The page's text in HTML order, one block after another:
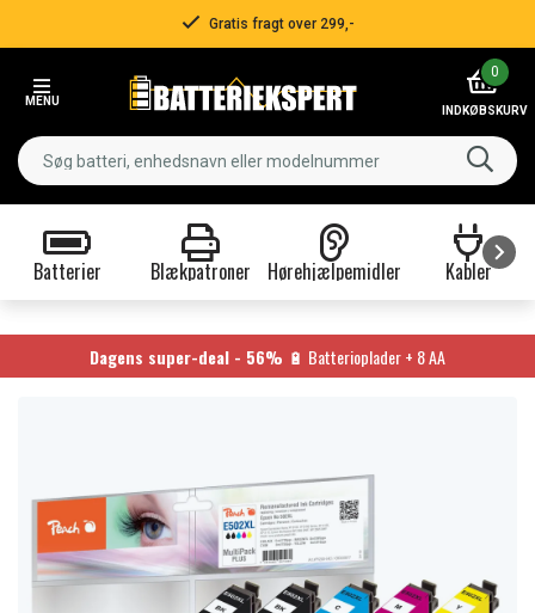
Gratis fragt over 299,-
MENU
0
INDKØBSKURV
Batterier Blækpatroner Hørehjælpemidler Kabler
9
Dagens super-deal - 56% 🔋 Batterioplader + 8 AA